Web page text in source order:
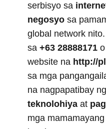
serbisyo sa
negosyo sa
global network
sa +63 28888171
website na http://
sa mga
na nagpapatibay
teknolohiya at
mga